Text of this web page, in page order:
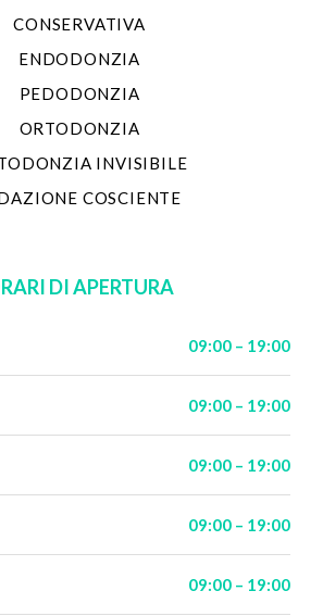
CONSERVATIVA
ENDODONZIA
PEDODONZIA
ORTODONZIA
INVISIBILE
COSCIENTE
DI APERTURA
09:00 – 19:00
09:00 – 19:00
09:00 – 19:00
09:00 – 19:00
09:00 – 19:00